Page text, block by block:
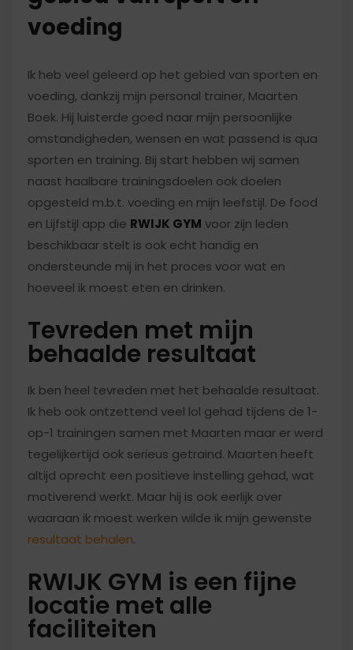
voeding
Ik heb veel geleerd op het gebied van sporten en
voeding, dankzij mijn personal trainer, Maarten
Boek. Hij luisterde goed naar mijn persoonlijke
omstandigheden, wensen en wat passend is qua
sporten en training. Bij start hebben wij samen
naast haalbare trainingsdoelen ook doelen
opgesteld m.b.t. voeding en mijn leefstijl. De food
en Lijfstijl app die RWIJK GYM voor zijn leden
beschikbaar stelt is ook echt handig en
ondersteunde mij in het proces voor wat en
hoeveel ik moest eten en drinken.
Tevreden met mijn
behaalde resultaat
Ik ben heel tevreden met het behaalde resultaat.
Ik heb ook ontzettend veel lol gehad tijdens de 1-
op-1 trainingen samen met Maarten maar er werd
tegelijkertijd ook serieus getraind. Maarten heeft
altijd oprecht een positieve instelling gehad, wat
motiverend werkt. Maar hij is ook eerlijk over
waaraan ik moest werken wilde ik mijn gewenste
resultaat behalen.
RWIJK GYM is een fijne
locatie met alle
faciliteiten